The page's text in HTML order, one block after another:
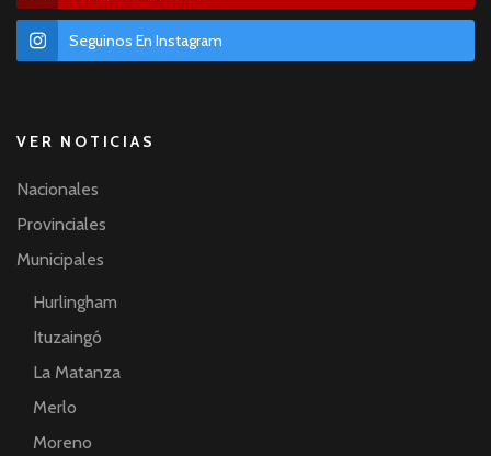
Seguinos En Instagram
VER NOTICIAS
Nacionales
Provinciales
Municipales
Hurlingham
Ituzaingó
La Matanza
Merlo
Moreno